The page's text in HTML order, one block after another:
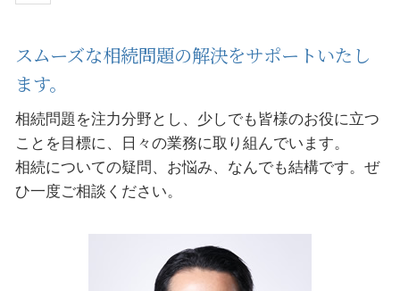
スムーズな相続問題の解決をサポートいたし
ます。
相続問題を注力分野とし、少しでも皆様のお役に立つ
ことを目標に、日々の業務に取り組んでいます。
相続についての疑問、お悩み、なんでも結構です。ぜ
ひ一度ご相談ください。